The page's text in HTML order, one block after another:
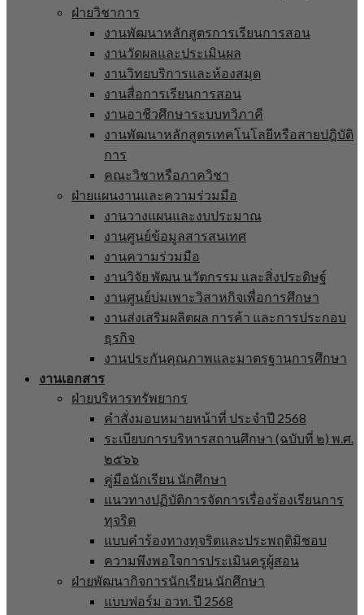
ฝ่ายวิชาการ
งานพัฒนาหลักสูตรการเรียนการสอน
งานวัดผลและประเมินผล
งานวิทยบริการและห้องสมุด
งานสื่อการเรียนการสอน
งานอาชีวศึกษาระบบทวิภาคี
งานพัฒนาหลักสูตรเทคโนโลยีหรือสายปฎิบัติ
การ
คณะวิชาหรือภาควิชา
ฝ่ายแผนงานและความร่วมมือ
งานวางแผนและงบประมาณ
งานศูนย์ข้อมูลสารสนเทศ
งานความร่วมมือ
งานวิจัย พัฒน นวัตกรรม และสิ่งประดิษฐ์
งานศูนย์บ่มเพาะวิสาหกิจเพื่อการศึกษา
งานส่งเสริมผลิตผล การค้า และการประกอบ
ธุรกิจ
งานประกันคุณภาพและมาตรฐานการศึกษา
งานเอกสาร
ฝ่ายบริหารทรัพยากร
คำสั่งมอบหมายหน้าที่ ประจำปี 2568
ระเบียบการบริหารสถานศึกษา (ฉบับที่ ๒) พ.ศ.
๒๕๖๖
คู่มือนักเรียน นักศึกษา
แนวทางปฏิบัติการจัดการเรื่องร้องเรียนการ
ทุจริต
แบบคำร้องทางทุจริตและประพฤติมิชอบ
ความพึงพอใจการประเมินครูผู้สอน
ฝ่ายพัฒนากิจการนักเรียน นักศึกษา
แบบฟอร์ม อวท. ปี 2568